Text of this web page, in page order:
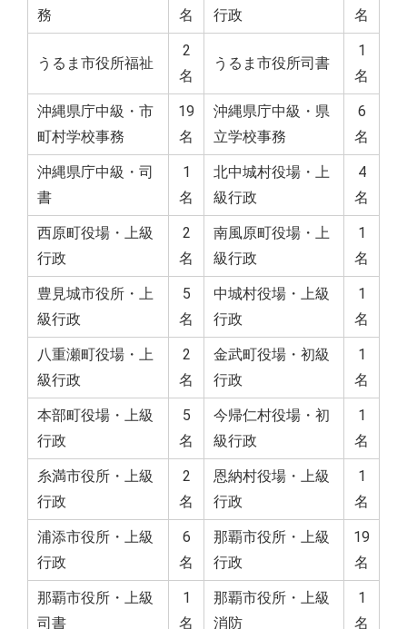
務
名
行政
名
うるま市役所福祉
2
名
うるま市役所司書
1
名
沖縄県庁中級・市
町村学校事務
19
名
沖縄県庁中級・県
立学校事務
6
名
沖縄県庁中級・司
書
1
名
北中城村役場・上
級行政
4
名
西原町役場・上級
行政
2
名
南風原町役場・上
級行政
1
名
豊見城市役所・上
級行政
5
名
中城村役場・上級
行政
1
名
八重瀬町役場・上
級行政
2
名
金武町役場・初級
行政
1
名
本部町役場・上級
行政
5
名
今帰仁村役場・初
級行政
1
名
糸満市役所・上級
行政
2
名
恩納村役場・上級
行政
1
名
浦添市役所・上級
行政
6
名
那覇市役所・上級
行政
19
名
那覇市役所・上級
司書
1
名
那覇市役所・上級
消防
1
名